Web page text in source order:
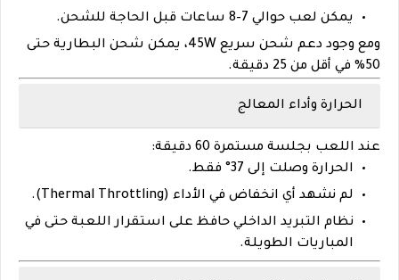
يمكن لعب حوالي 7–8 ساعات قبل الحاجة للشحن.
ومع وجود دعم شحن سريع 45W، يمكن شحن البطارية حتى
50% في أقل من 25 دقيقة.
الحرارة وأداء المعالج
عند اللعب بجلسة مستمرة 60 دقيقة:
الحرارة وصلت إلى 37° فقط
.
لم نشهد أي انخفاض في الأداء (Thermal Throttling).
نظام التبريد الداخلي حافظ على استقرار اللعبة حتى في
المباريات الطويلة.